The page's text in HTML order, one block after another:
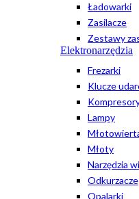
Ładowarki
Zasilacze
Zestawy
Elektronarzędzia
Frezarki
Klucze
Lampy
Młoty
Narzędzia
Odkurzacze
Opalarki